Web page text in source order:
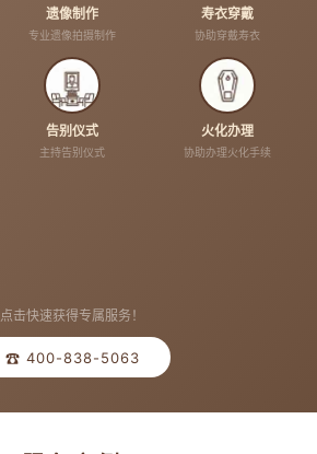
遗像制作
专业遗像拍摄制作
寿衣穿戴
协助穿戴寿衣
告别仪式
主持告别仪式
火化办理
协助办理火化手续
点击快速获得专属服务！
☎ 400-838-5063